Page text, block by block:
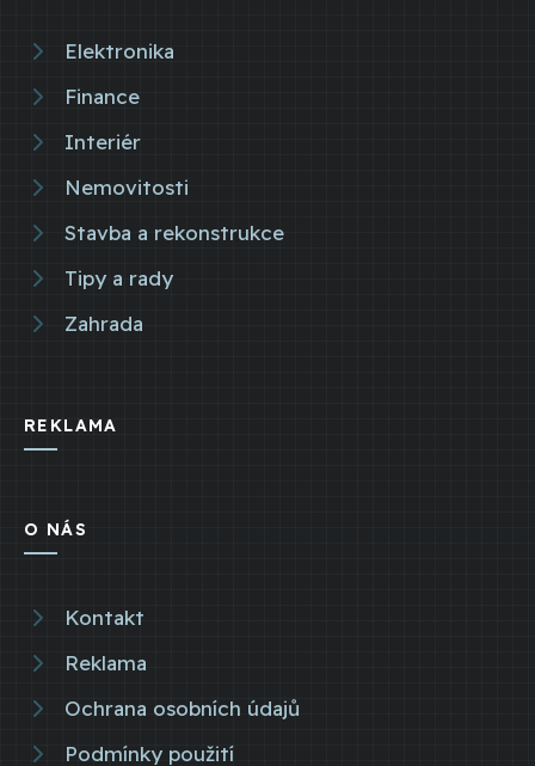
Elektronika
Finance
Interiér
Nemovitosti
Stavba a rekonstrukce
Tipy a rady
Zahrada
REKLAMA
O NÁS
Kontakt
Reklama
Ochrana osobních údajů
Podmínky použití